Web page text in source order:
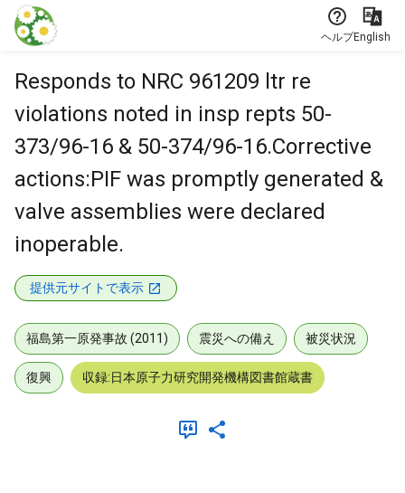
本文に飛ぶ
ヘルプEnglish
Responds to NRC 961209 ltr re
violations noted in insp repts 50-
373/96-16 & 50-374/96-16.Corrective
actions:PIF was promptly generated &
valve assemblies were declared
inoperable.
提供元サイトで表示
福島第一原発事故 (2011) 震災への備え 被災状況
復興 収録:日本原子力研究開発機構図書館蔵書